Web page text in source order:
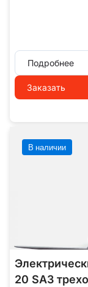
Подробнее
Заказать
В наличии
20 SA3